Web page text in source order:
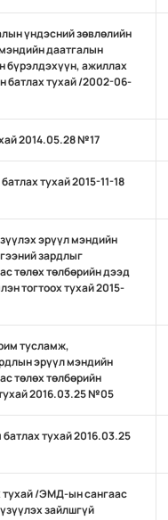
үндэсний зөвлөлийн
даатгалын
бүрэлдэхүүн, ажиллах
батлах тухай /2002-06-
2014.05.28 №17
тухай 2015-11-18
эрүүл мэндийн
зардлыг
төлөх төлбөрийн дээд
тогтоох тухай 2015-
тусламж,
эрүүл мэндийн
төлөх төлбөрийн
2016.03.25 №05
тухай 2016.03.25
тухай /ЭМД-ын сангаас
зайлшгүй